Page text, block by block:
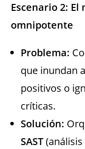
Escenario2: El
omnipotente
Problema:
que inundan
positivos o
críticas.
Solución:
SAST